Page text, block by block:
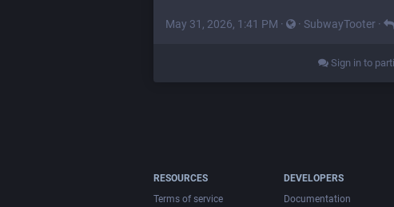
May 31, 2026, 1:41 PM · · SubwayTooter ·
Sign in to
RESOURCES
Terms of service
DEVELOPERS
Documentation